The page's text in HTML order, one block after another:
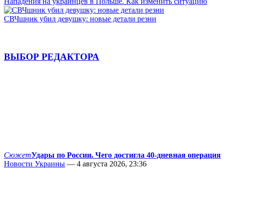
СВЧшник убил девушку: новые детали резни
ВЫБОР РЕДАКТОРА
СюжетУдары по России. Чего достигла 40-дневная операция
Новости Украины — 4 августа 2026, 23:36